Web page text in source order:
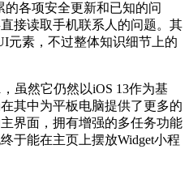
的各项安全更新和已知的问
接读取手机联系人的问题。其
元素，不过整体知识细节上的
虽然它仍然以iOS 13作为基
其中为平板电脑提供了更多的
界面，拥有增强的多任务功能
于能在主页上摆放Widget小程